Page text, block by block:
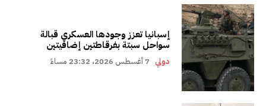
إسبانيا تعزز وجودها العسكري قبالة
سواحل سبتة بفرقاطتين إضافيتين
دولي 7 أغسطس 2026، 23:32 مساءً